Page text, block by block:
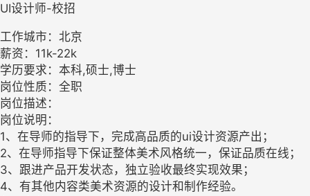
UI设计师-校招
工作城市：北京
薪资：11k-22k
学历要求：本科,硕士,博士
岗位性质：全职
岗位描述：
岗位说明：
1、在导师的指导下，完成高品质的ui设计资源产出；
2、在导师指导下保证整体美术风格统一，保证品质在线；
3、跟进产品开发状态，独立验收最终实现效果；
4、有其他内容类美术资源的设计和制作经验。